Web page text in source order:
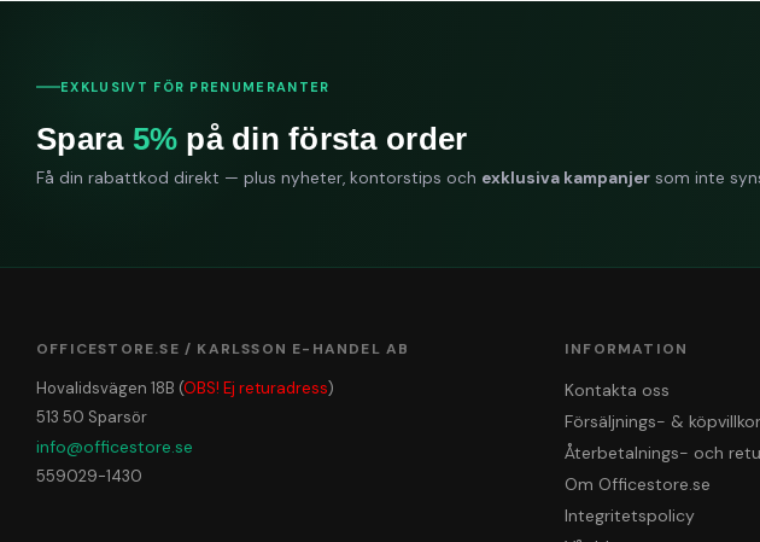
OFFICESTORE.SE / KARLSSON E-HANDEL AB
Hovalidsvägen 18B (OBS! Ej returadress)
513 50 Sparsör
info@officestore.se
559029-1430
INFORMATION
Kontakta oss
Försäljnings- & köpvillkor
Återbetalnings- och
Om Officestore.se
Integritetspolicy
EXKLUSIVT FÖR PRENUMERANTER
Spara 5% på din första order
Få din rabattkod direkt — plus nyheter, kontorstips och exklusiva kampanjer som inte